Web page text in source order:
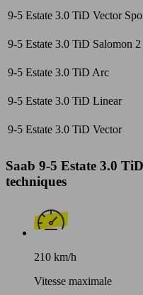
9-5 Estate 3.0 TiD Vector
9-5 Estate 3.0 TiD Salomon 2
9-5 Estate 3.0 TiD Arc
9-5 Estate 3.0 TiD Linear
9-5 Estate 3.0 TiD Vector
Saab 9-5 Estate 3.0
techniques
210 km/h
Vitesse maximale